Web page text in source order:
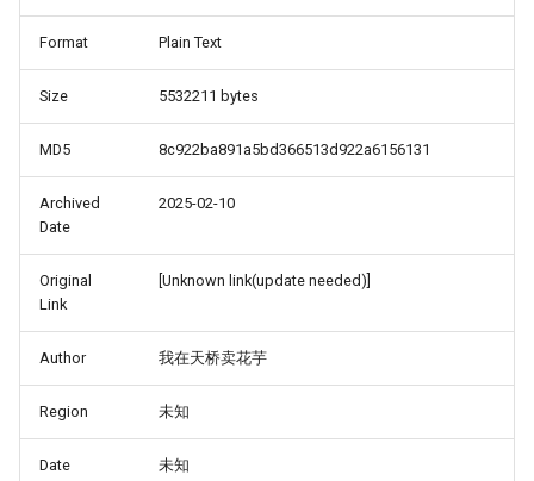
Format Plain Text
Size 5532211 bytes
MD5 8c922ba891a5bd366513d922a6156131
Archived
Date
2025-02-10
Original
Link
[Unknown link(update needed)]
Author 我在天桥卖花芋
Region 未知
Date 未知